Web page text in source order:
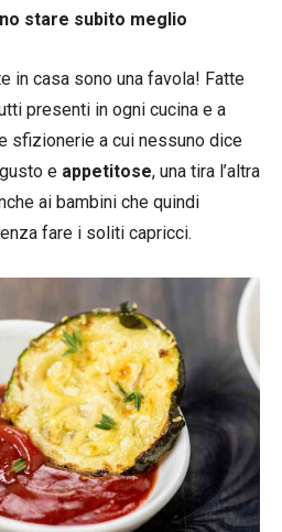
stare subito meglio
in casa sono una favola! Fatte
presenti in ogni cucina e a
sfizionerie a cui nessuno dice
e appetitose, una tira l’altra
ai bambini che quindi
fare i soliti capricci.